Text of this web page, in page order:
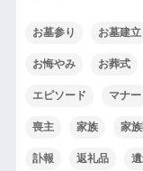
お墓参り お墓建立
お悔やみ お葬式
エピソード マナー
喪主 家族 家
訃報 返礼品